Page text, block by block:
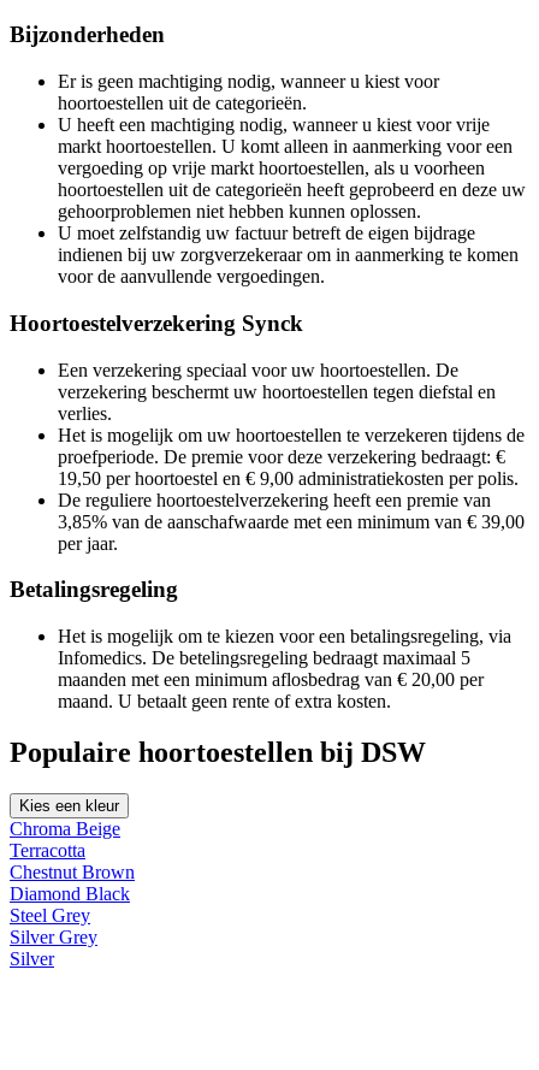
Bijzonderheden
Er is geen machtiging nodig, wanneer u kiest voor
hoortoestellen uit de categorieën.
U heeft een machtiging nodig, wanneer u kiest voor vrije
markt hoortoestellen. U komt alleen in aanmerking voor een
vergoeding op vrije markt hoortoestellen, als u voorheen
hoortoestellen uit de categorieën heeft geprobeerd en deze uw
gehoorproblemen niet hebben kunnen oplossen.
U moet zelfstandig uw factuur betreft de eigen bijdrage
indienen bij uw zorgverzekeraar om in aanmerking te komen
voor de aanvullende vergoedingen.
Hoortoestelverzekering Synck
Een verzekering speciaal voor uw hoortoestellen. De
verzekering beschermt uw hoortoestellen tegen diefstal en
verlies.
Het is mogelijk om uw hoortoestellen te verzekeren tijdens de
proefperiode. De premie voor deze verzekering bedraagt: €
19,50 per hoortoestel en € 9,00 administratiekosten per polis.
De reguliere hoortoestelverzekering heeft een premie van
3,85% van de aanschafwaarde met een minimum van € 39,00
per jaar.
Betalingsregeling
Het is mogelijk om te kiezen voor een betalingsregeling, via
Infomedics. De betelingsregeling bedraagt maximaal 5
maanden met een minimum aflosbedrag van € 20,00 per
maand. U betaalt geen rente of extra kosten.
Populaire hoortoestellen bij DSW
Kies een kleur
Chroma Beige
Terracotta
Chestnut Brown
Diamond Black
Steel Grey
Silver Grey
Silver